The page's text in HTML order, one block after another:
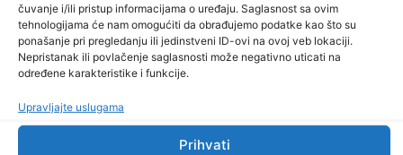
čuvanje i/ili pristup informacijama o uređaju. Saglasnost sa ovim
tehnologijama će nam omogućiti da obrađujemo podatke kao što su
ponašanje pri pregledanju ili jedinstveni ID-ovi na ovoj veb lokaciji.
Nepristanak ili povlačenje saglasnosti može negativno uticati na
određene karakteristike i funkcije.
Upravljajte uslugama
Prihvati